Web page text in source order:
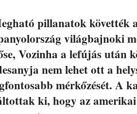
pillanatok követték
világbajnoki
Vozinha a lefújás után
nem lehet ott a
mérkőzését. A
ki, hogy az